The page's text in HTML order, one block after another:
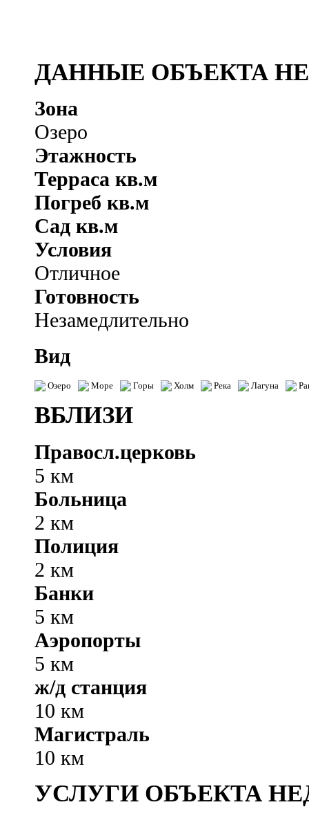
ДАННЫЕ ОБЪЕКТА
Зона
Озеро
Этажность
Терраса кв.м
Погреб кв.м
Сад кв.м
Условия
Отличное
Готовность
Незамедлительно
Вид
Озеро Море Горы Холм Река Лагуна
ВБЛИЗИ
Правосл.церковь
5 км
Больница
2 км
Полиция
2 км
Банки
5 км
Аэропорты
5 км
ж/д станция
10 км
Магистраль
10 км
УСЛУГИ ОБЪЕКТА